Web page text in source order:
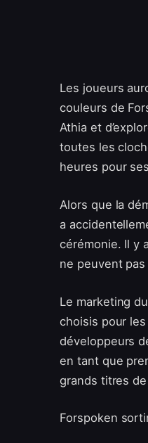
Les joueurs
couleurs de
Athia et
toutes les
heures pour
Alors que la
a
cérémonie. Il y
ne peuvent
Le marketing
choisis pour
développeurs
en tant que
grands titres
Forspoken